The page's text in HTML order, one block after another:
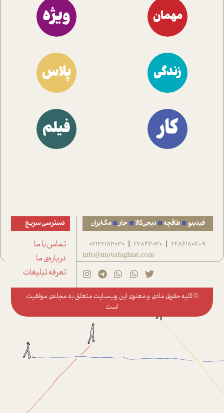
مهمان ویژه
زندگی پلاس
کار فیلم
فیدیبو طاقچه دیجی‌کالا جار مگ‌ایران
22861807-9
|
22843030
|
02122183030
info@movafaghiat.com
دسترسی سریع
تماس با ما
درباره‌ی ما
تعرفه تبلیغات
© کلیه حقوق مادی و معنوی این وب‌سایت متعلق به مجله‌ی موفقیت
است